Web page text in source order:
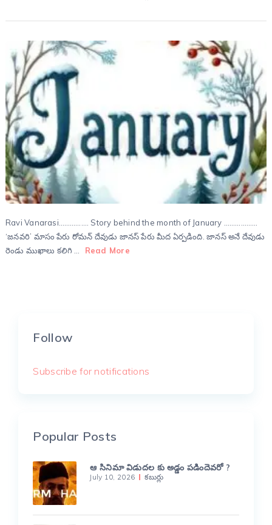
Ravi Vanarasi……………. Story behind the month of January ………………
‘జనవరి’ మాసం పేరు రోమన్ దేవుడు జానస్ పేరు మీద ఏర్పడింది. జానస్ అనే దేవుడు
రెండు ముఖాలు కలిగి …
Read More
Follow
Subscribe for notifications
Popular Posts
ఆ సినిమా విడుదల కు అడ్డం పడిందెవరో ?
July 10, 2026 కబుర్లు